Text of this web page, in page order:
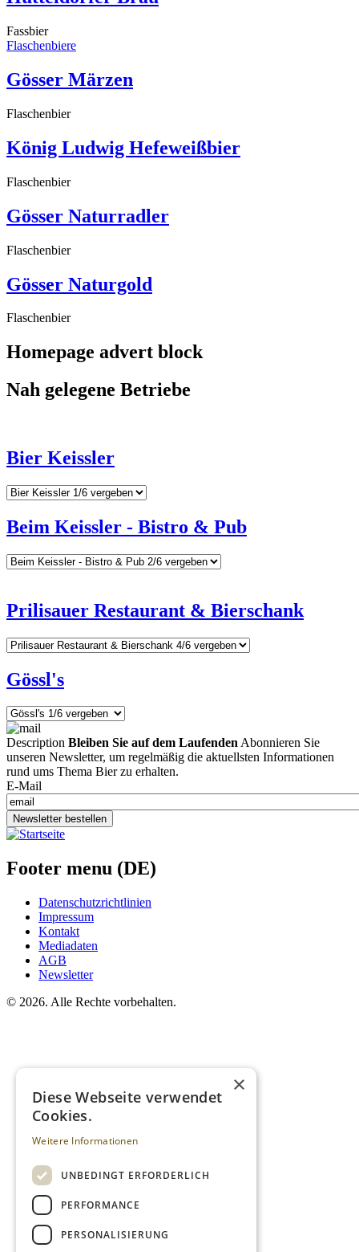
Fassbier
Flaschenbiere
Gösser Märzen
Flaschenbier
König Ludwig Hefeweißbier
Flaschenbier
Gösser Naturradler
Flaschenbier
Gösser Naturgold
Flaschenbier
Homepage advert block
Nah gelegene Betriebe
Bier Keissler
Beim Keissler - Bistro & Pub
Prilisauer Restaurant & Bierschank
Gössl's
Description Bleiben Sie auf dem LaufendenAbonnieren Sie
unseren Newsletter, um regelmäßig die aktuellsten Informationen
rund ums Thema Bier zu erhalten.
E-Mail
Newsletter bestellen
Footer menu (DE)
Datenschutzrichtlinien
Impressum
Kontakt
Mediadaten
AGB
Newsletter
© 2026. Alle Rechte vorbehalten.
×
Diese Webseite verwendet
Cookies.
Weitere Informationen
UNBEDINGT ERFORDERLICH
PERFORMANCE
PERSONALISIERUNG